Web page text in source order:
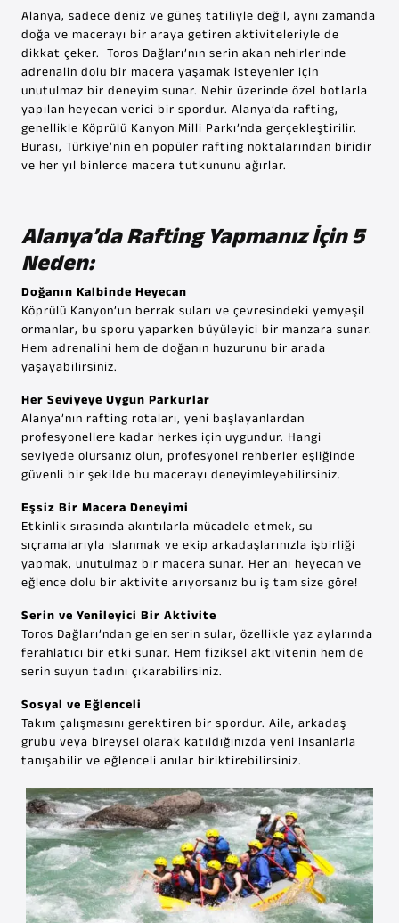
Alanya, sadece deniz ve güneş tatiliyle değil, aynı zamanda
doğa ve macerayı bir araya getiren aktiviteleriyle de
dikkat çeker. Toros Dağları’nın serin akan nehirlerinde
adrenalin dolu bir macera yaşamak isteyenler için
unutulmaz bir deneyim sunar. Nehir üzerinde özel botlarla
yapılan heyecan verici bir spordur. Alanya’da rafting,
genellikle Köprülü Kanyon Milli Parkı’nda gerçekleştirilir.
Burası, Türkiye’nin en popüler rafting noktalarından biridir
ve her yıl binlerce macera tutkununu ağırlar.
Alanya’da Rafting Yapmanız İçin 5
Neden:
Doğanın Kalbinde Heyecan
Köprülü Kanyon’un berrak suları ve çevresindeki yemyeşil
ormanlar, bu sporu yaparken büyüleyici bir manzara sunar.
Hem adrenalini hem de doğanın huzurunu bir arada
yaşayabilirsiniz.
Her Seviyeye Uygun Parkurlar
Alanya’nın rafting rotaları, yeni başlayanlardan
profesyonellere kadar herkes için uygundur. Hangi
seviyede olursanız olun, profesyonel rehberler eşliğinde
güvenli bir şekilde bu macerayı deneyimleyebilirsiniz.
Eşsiz Bir Macera Deneyimi
Etkinlik sırasında akıntılarla mücadele etmek, su
sıçramalarıyla ıslanmak ve ekip arkadaşlarınızla işbirliği
yapmak, unutulmaz bir macera sunar. Her anı heyecan ve
eğlence dolu bir aktivite arıyorsanız bu iş tam size göre!
Serin ve Yenileyici Bir Aktivite
Toros Dağları’ndan gelen serin sular, özellikle yaz aylarında
ferahlatıcı bir etki sunar. Hem fiziksel aktivitenin hem de
serin suyun tadını çıkarabilirsiniz.
Sosyal ve Eğlenceli
Takım çalışmasını gerektiren bir spordur. Aile, arkadaş
grubu veya bireysel olarak katıldığınızda yeni insanlarla
tanışabilir ve eğlenceli anılar biriktirebilirsiniz.